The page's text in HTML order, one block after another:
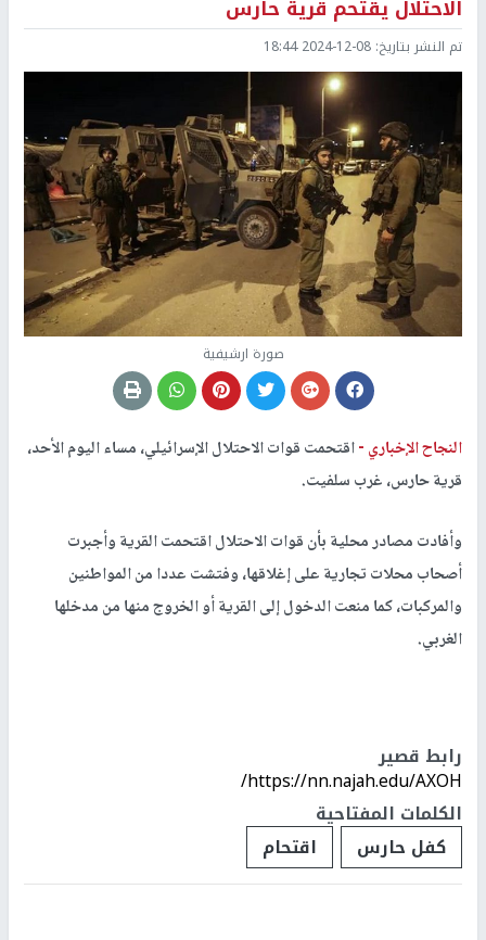
الاحتلال يقتحم قرية حارس
تم النشر بتاريخ: 2024-12-08 18:44
صورة ارشيفية
النجاح الإخباري -اقتحمت قوات الاحتلال الإسرائيلي، مساء اليوم الأحد،
قرية حارس، غرب سلفيت.
وأفادت مصادر محلية بأن قوات الاحتلال اقتحمت القرية وأجبرت
أصحاب محلات تجارية على إغلاقها، وفتشت عددا من المواطنين
والمركبات، كما منعت الدخول إلى القرية أو الخروج منها من مدخلها
الغربي.
رابط قصير
https://nn.najah.edu/AXOH/
الكلمات المفتاحية
كفل حارس
اقتحام